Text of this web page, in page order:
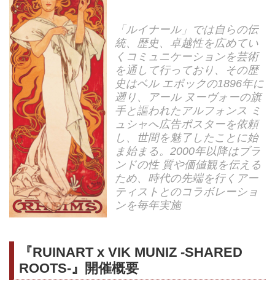
「ルイナール」では自らの伝
統、歴史、卓越性を広めてい
くコミュニケーションを芸術
を通して行っており、その歴
史はベル エポックの1896年に
遡り、アール ヌーヴォーの旗
手と謳われたアルフォンス ミ
ュシャへ広告ポスターを依頼
し、世間を魅了したことに始
ま始まる。2000年以降はブラ
ンドの性 質や価値観を伝える
ため、時代の先端を行くアー
ティストとのコラボレーショ
ンを毎年実施
『RUINART x VIK MUNIZ -SHARED
ROOTS-』開催概要